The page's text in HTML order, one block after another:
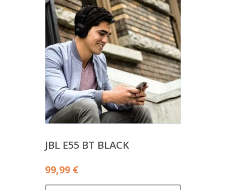
JBL E55 BT BLACK
99,99 €